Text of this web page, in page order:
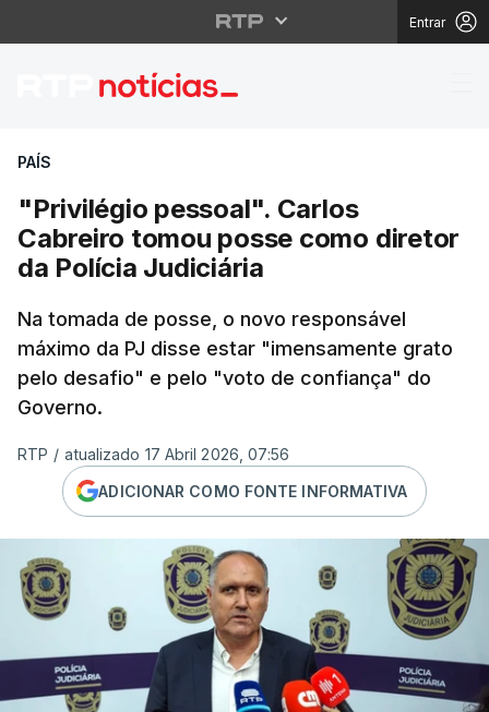
Entrar
"Privilégio pessoal".
PAÍS
"Privilégio pessoal". Carlos
Cabreiro tomou posse como diretor
da Polícia Judiciária
Na tomada de posse, o novo responsável
máximo da PJ disse estar "imensamente grato
pelo desafio" e pelo "voto de confiança" do
Governo.
RTP / atualizado 17 Abril 2026, 07:56
ADICIONAR COMO FONTE INFORMATIVA